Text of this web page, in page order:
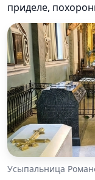
приделе,
Усыпальница